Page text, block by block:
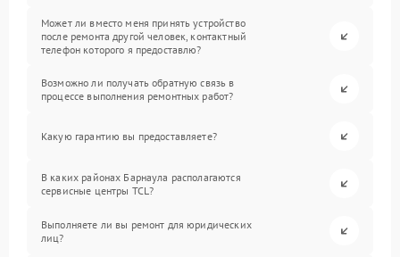
Может ли вместо меня принять устройство
после ремонта другой человек, контактный
телефон которого я предоставлю?
Возможно ли получать обратную связь в
процессе выполнения ремонтных работ?
Какую гарантию вы предоставляете?
В каких районах Барнаула располагаются
сервисные центры TCL?
Выполняете ли вы ремонт для юридических
лиц?